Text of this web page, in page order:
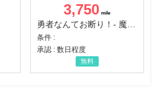
3,750
条件 :
承認 : 数日程度
無料